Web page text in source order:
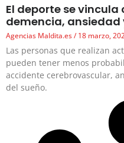
El deporte se
demencia, ansiedad
Agencias Maldita.es 18 marzo,
Las personas que realizan
pueden tener menos
accidente cerebrovascular,
del sueño.